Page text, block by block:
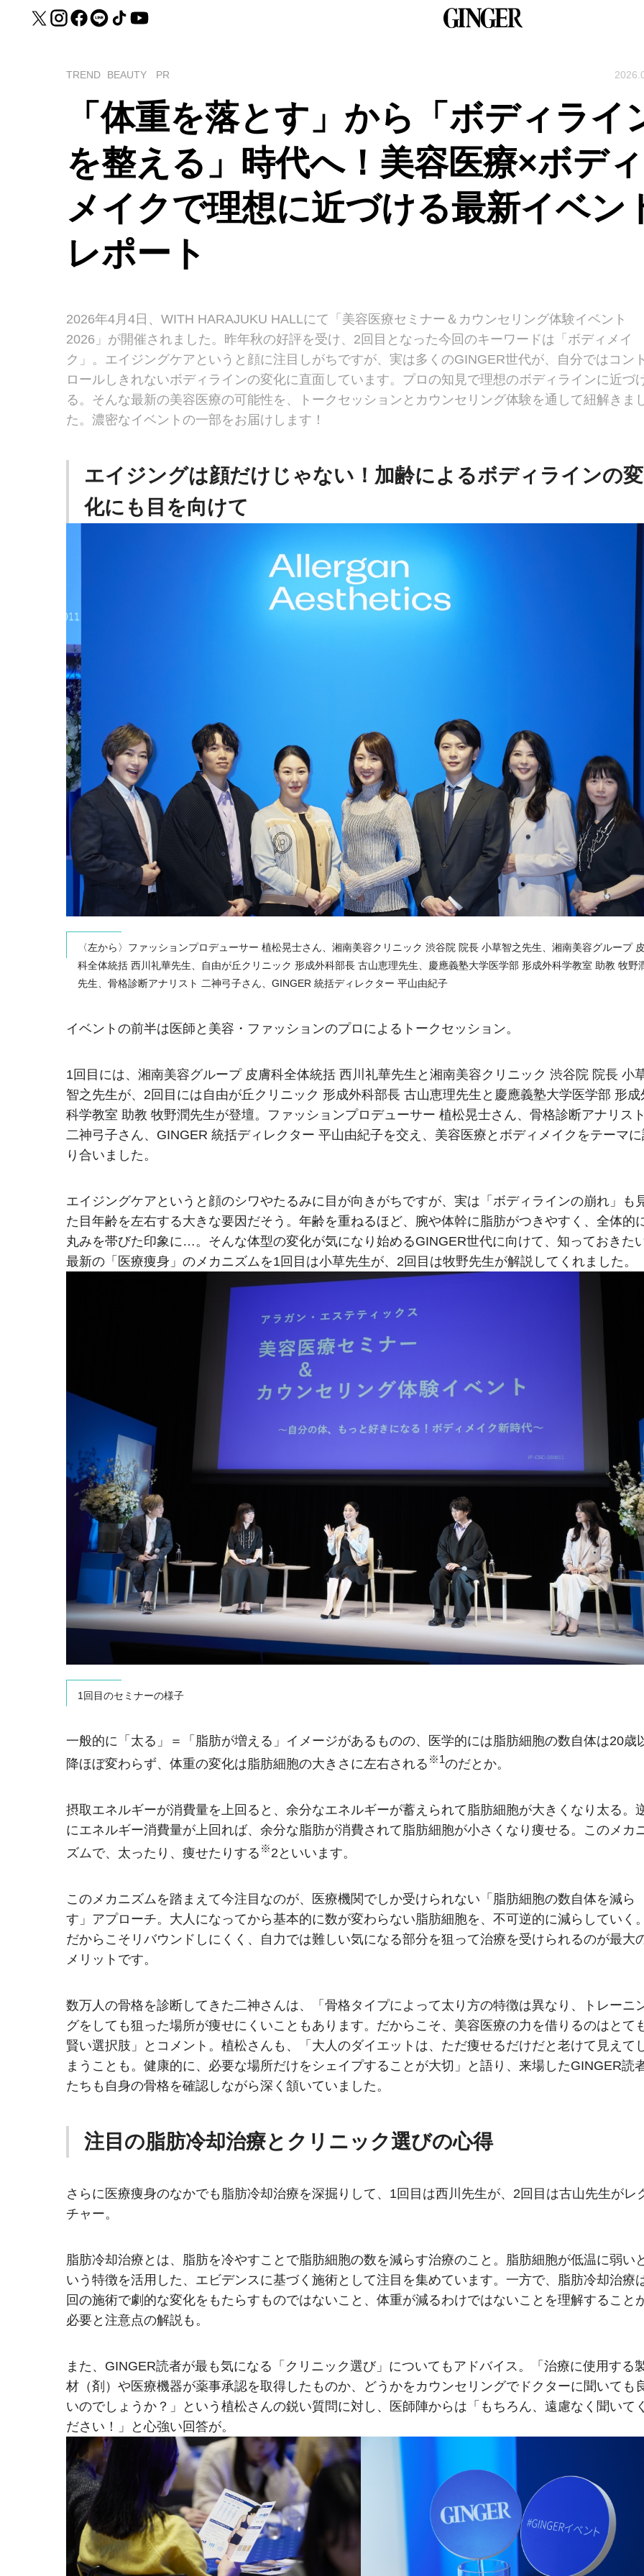
TREND BEAUTY PR
「体重を落とす」から「ボディライ
を整える」時代へ！美容医療×ボディ
メイクで理想に近づける最新イベン
レポート
2026年4月4日、WITH HARAJUKU HALLにて「美容医療セミナー＆カウンセリング体験イベント
2026」が開催されました。昨年秋の好評を受け、2回目となった今回のキーワードは「ボディメイ
ク」。エイジングケアというと顔に注目しがちですが、実は多くのGINGER世代が、自分ではコン
ロールしきれないボディラインの変化に直面しています。プロの知見で理想のボディラインに近づ
る。そんな最新の美容医療の可能性を、トークセッションとカウンセリング体験を通して紐解きま
た。濃密なイベントの一部をお届けします！
エイジングは顔だけじゃない！加齢によるボディラインの変
化にも目を向けて
〈左から〉ファッションプロデューサー 植松晃士さん、湘南美容クリニック 渋谷院 院長 小草智之先生、湘南美容グループ
科全体統括 西川礼華先生、自由が丘クリニック 形成外科部長 古山恵理先生、慶應義塾大学医学部 形成外科学教室 助教 牧野
先生、骨格診断アナリスト 二神弓子さん、GINGER 統括ディレクター 平山由紀子
イベントの前半は医師と美容・ファッションのプロによるトークセッション。
1回目には、湘南美容グループ 皮膚科全体統括 西川礼華先生と湘南美容クリニック 渋谷院 院長 小
智之先生が、2回目には自由が丘クリニック 形成外科部長 古山恵理先生と慶應義塾大学医学部 形成
科学教室 助教 牧野潤先生が登壇。ファッションプロデューサー 植松晃士さん、骨格診断アナリス
二神弓子さん、GINGER 統括ディレクター 平山由紀子を交え、美容医療とボディメイクをテーマ
り合いました。
エイジングケアというと顔のシワやたるみに目が向きがちですが、実は「ボディラインの崩れ」も
た目年齢を左右する大きな要因だそう。年齢を重ねるほど、腕や体幹に脂肪がつきやすく、全体的
丸みを帯びた印象に…。そんな体型の変化が気になり始めるGINGER世代に向けて、知っておきた
最新の「医療痩身」のメカニズムを1回目は小草先生が、2回目は牧野先生が解説してくれました。
1回目のセミナーの様子
一般的に「太る」＝「脂肪が増える」イメージがあるものの、医学的には脂肪細胞の数自体は20歳
降ほぼ変わらず、体重の変化は脂肪細胞の大きさに左右される ※1のだとか。
摂取エネルギーが消費量を上回ると、余分なエネルギーが蓄えられて脂肪細胞が大きくなり太る。
にエネルギー消費量が上回れば、余分な脂肪が消費されて脂肪細胞が小さくなり痩せる。このメカ
ズムで、太ったり、痩せたりする ※2といいます。
このメカニズムを踏まえて今注目なのが、医療機関でしか受けられない「脂肪細胞の数自体を減ら
す」アプローチ。大人になってから基本的に数が変わらない脂肪細胞を、不可逆的に減らしていく
だからこそリバウンドしにくく、自力では難しい気になる部分を狙って治療を受けられるのが最大
メリットです。
数万人の骨格を診断してきた二神さんは、「骨格タイプによって太り方の特徴は異なり、トレーニ
グをしても狙った場所が痩せにくいこともあります。だからこそ、美容医療の力を借りるのはとて
賢い選択肢」とコメント。植松さんも、「大人のダイエットは、ただ痩せるだけだと老けて見えて
まうことも。健康的に、必要な場所だけをシェイプすることが大切」と語り、来場したGINGER読
たちも自身の骨格を確認しながら深く頷いていました。
注目の脂肪冷却治療とクリニック選びの心得
さらに医療痩身のなかでも脂肪冷却治療を深掘りして、1回目は西川先生が、2回目は古山先生がレ
チャー。
脂肪冷却治療とは、脂肪を冷やすことで脂肪細胞の数を減らす治療のこと。脂肪細胞が低温に弱い
いう特徴を活用した、エビデンスに基づく施術として注目を集めています。一方で、脂肪冷却治療
回の施術で劇的な変化をもたらすものではないこと、体重が減るわけではないことを理解すること
必要と注意点の解説も。
また、GINGER読者が最も気になる「クリニック選び」についてもアドバイス。「治療に使用する
材（剤）や医療機器が薬事承認を取得したものか、どうかをカウンセリングでドクターに聞いても
いのでしょうか？」という植松さんの鋭い質問に対し、医師陣からは「もちろん、遠慮なく聞いて
ださい！」と心強い回答が。